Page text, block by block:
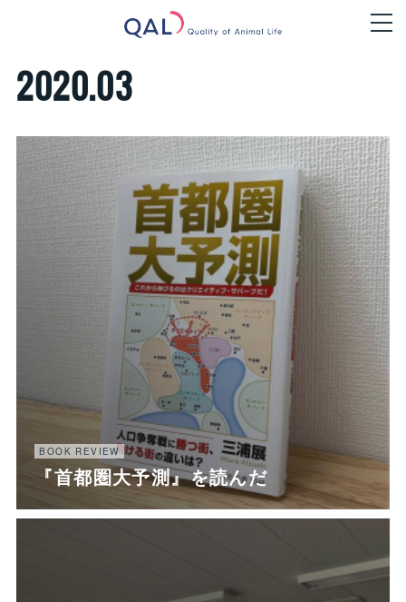
2020.03
BOOK REVIEW
『首都圏大予測』を読んだ